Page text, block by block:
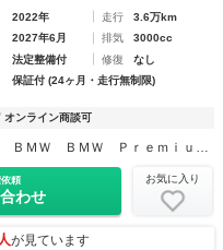
2022年 走行
3.6万km
2027年6月 排気
3000cc
法定整備付 修復
なし
保証付 (24ヶ月・走行無制限)
オンライン商談可
Ｍｅｉｔｅｔｓｕ ＢＭＷ ＢＭＷ Ｐｒｅｍｉｕｍ Ｓｅｌｅｃｔｉｏｎ岐阜
頼
わせ
お気に入り
が見ています